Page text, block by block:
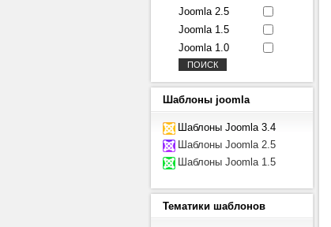
Joomla 2.5
Joomla 1.5
Joomla 1.0
Шаблоны joomla
Шаблоны Joomla 3.4
Шаблоны Joomla 2.5
Шаблоны Joomla 1.5
Тематики шаблонов